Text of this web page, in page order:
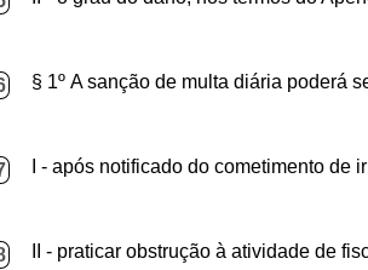
§ 1º A sanção de multa diária poderá
I - após notificado do cometimento
II - praticar obstrução à atividade de